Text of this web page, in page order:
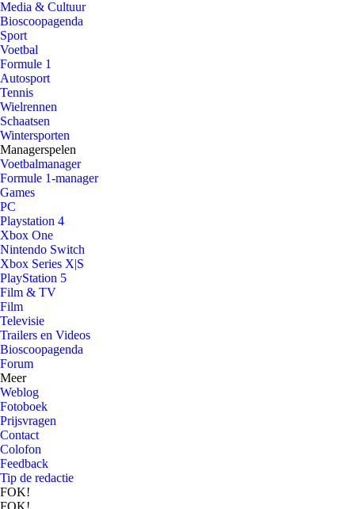
Media & Cultuur
Bioscoopagenda
Sport
Voetbal
Formule 1
Autosport
Tennis
Wielrennen
Schaatsen
Wintersporten
Managerspelen
Voetbalmanager
Formule 1-manager
Games
PC
Playstation 4
Xbox One
Nintendo Switch
Xbox Series X|S
PlayStation 5
Film & TV
Film
Televisie
Trailers en Videos
Bioscoopagenda
Forum
Meer
Weblog
Fotoboek
Prijsvragen
Contact
Colofon
Feedback
Tip de redactie
FOK!
FOK!